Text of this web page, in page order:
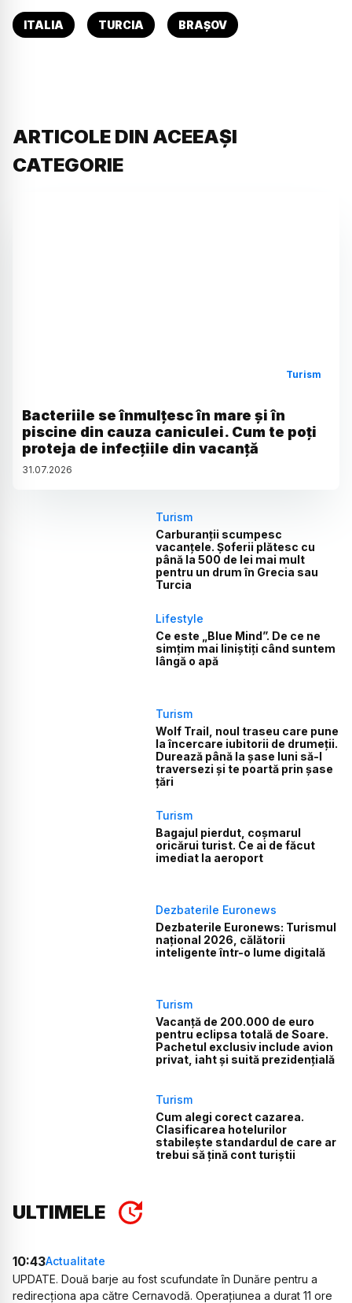
ITALIA TURCIA BRAȘOV
ARTICOLE DIN ACEEAȘI
CATEGORIE
Turism
Bacteriile se înmulțesc în mare și în
piscine din cauza caniculei. Cum te poți
proteja de infecțiile din vacanță
31.07.2026
Turism
Carburanții scumpesc
vacanțele. Șoferii plătesc cu
până la 500 de lei mai mult
pentru un drum în Grecia sau
Turcia
Lifestyle
Ce este „Blue Mind”. De ce ne
simțim mai liniștiți când suntem
lângă o apă
Turism
Wolf Trail, noul traseu care pune
la încercare iubitorii de drumeții.
Durează până la șase luni să-l
traversezi și te poartă prin șase
țări
Turism
Bagajul pierdut, coșmarul
oricărui turist. Ce ai de făcut
imediat la aeroport
Dezbaterile Euronews
Dezbaterile Euronews: Turismul
național 2026, călătorii
inteligente într-o lume digitală
Turism
Vacanță de 200.000 de euro
pentru eclipsa totală de Soare.
Pachetul exclusiv include avion
privat, iaht și suită prezidențială
Turism
Cum alegi corect cazarea.
Clasificarea hotelurilor
stabilește standardul de care ar
trebui să țină cont turiștii
ULTIMELE
10:43Actualitate
UPDATE. Două barje au fost scufundate în Dunăre pentru a
redirecționa apa către Cernavodă. Operațiunea a durat 11 ore